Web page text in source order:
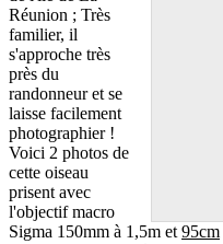
Réunion ; Très
familier, il
s'approche très
près du
randonneur et se
laisse facilement
photographier !
Voici 2 photos de
cette oiseau
prisent avec
l'objectif macro
Sigma 150mm à 1,5m et 95cm